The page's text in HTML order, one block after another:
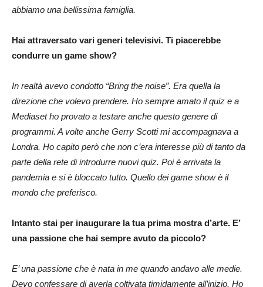
abbiamo una bellissima famiglia.
Hai attraversato vari generi televisivi. Ti piacerebbe
condurre un game show?
In realtà avevo condotto “Bring the noise”. Era quella la
direzione che volevo prendere. Ho sempre amato il quiz e a
Mediaset ho provato a testare anche questo genere di
programmi. A volte anche Gerry Scotti mi accompagnava a
Londra. Ho capito però che non c’era interesse più di tanto da
parte della rete di introdurre nuovi quiz. Poi è arrivata la
pandemia e si è bloccato tutto. Quello dei game show è il
mondo che preferisco.
Intanto stai per inaugurare la tua prima mostra d’arte. E’
una passione che hai sempre avuto da piccolo?
E’ una passione che è nata in me quando andavo alle medie.
Devo confessare di averla coltivata timidamente all’inizio. Ho